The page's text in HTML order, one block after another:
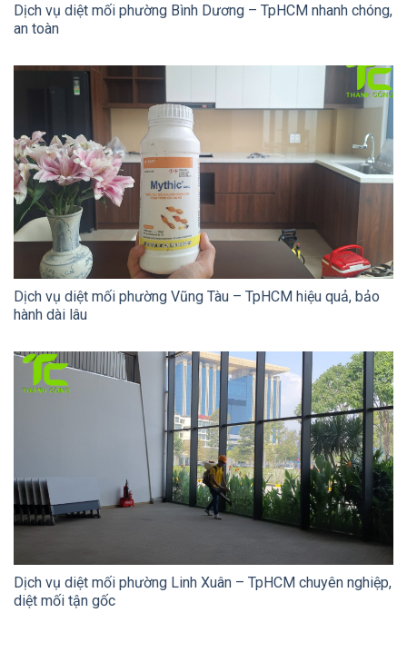
Dịch vụ diệt mối phường Bình Dương – TpHCM nhanh chóng,
an toàn
Dịch vụ diệt mối phường Vũng Tàu – TpHCM hiệu quả, bảo
hành dài lâu
Dịch vụ diệt mối phường Linh Xuân – TpHCM chuyên nghiệp,
diệt mối tận gốc